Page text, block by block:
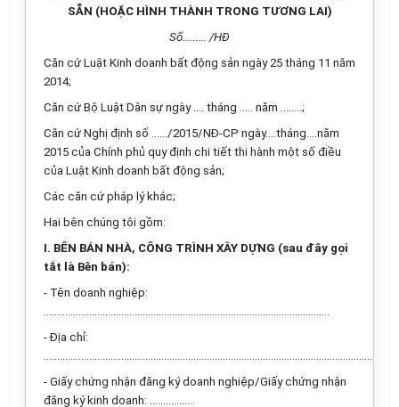
SẴN (HOẶC HÌNH THÀNH TRONG TƯƠNG LAI)
Số……… /HĐ
Căn cứ Luật Kinh doanh bất động sản ngày 25 tháng 11 năm
2014;
Căn cứ Bộ Luật Dân sự ngày …. tháng ….. năm ……..;
Căn cứ Nghị định số ……/2015/NĐ-CP ngày....tháng….năm
2015 của Chính phủ quy định chi tiết thi hành một số điều
của Luật Kinh doanh bất động sản;
Các căn cứ pháp lý khác;
Hai bên chúng tôi gồm:
I. BÊN BÁN NHÀ, CÔNG TRÌNH XÂY DỰNG (sau đây gọi
tắt là Bên bán):
- Tên doanh nghiệp:
...........................................................................................................
- Địa chỉ:
...........................................................................................................................
- Giấy chứng nhận đăng ký doanh nghiệp/Giấy chứng nhận
đăng ký kinh doanh: .................